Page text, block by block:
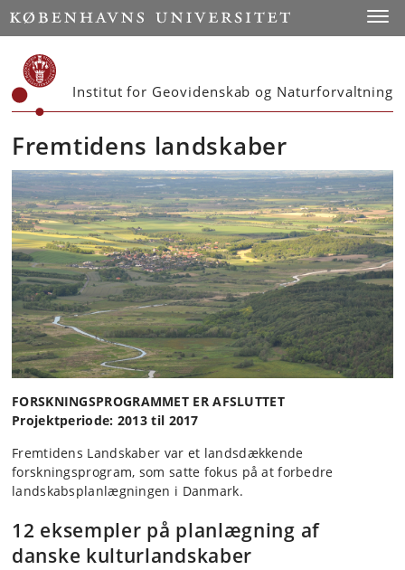
Start
Institut for Geovidenskab og Naturforvaltning
Fremtidens landskaber
FORSKNINGSPROGRAMMET ER AFSLUTTET
Projektperiode: 2013 til 2017
Fremtidens Landskaber var et landsdækkende
forskningsprogram, som satte fokus på at forbedre
landskabsplanlægningen i Danmark.
12 eksempler på planlægning af
danske kulturlandskaber